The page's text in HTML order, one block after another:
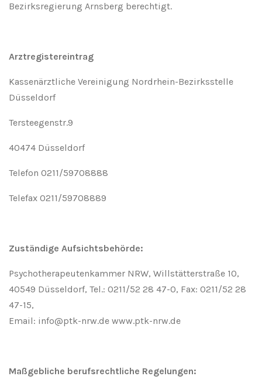
Bezirksregierung Arnsberg berechtigt.
Arztregistereintrag
Kassenärztliche Vereinigung Nordrhein-Bezirksstelle
Düsseldorf
Tersteegenstr.9
40474 Düsseldorf
Telefon 0211/59708888
Telefax 0211/59708889
Zuständige Aufsichtsbehörde:
Psychotherapeutenkammer NRW, Willstätterstraße 10,
40549 Düsseldorf, Tel.: 0211/52 28 47-0, Fax: 0211/52 28
47-15,
Email: info@ptk-nrw.de www.ptk-nrw.de
Maßgebliche berufsrechtliche Regelungen: